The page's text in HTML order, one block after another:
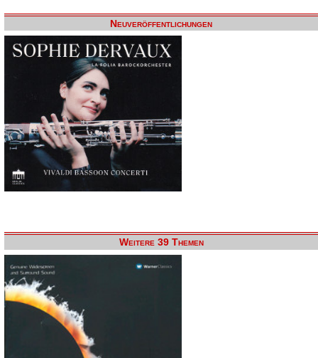
Neuveröffentlichungen
Weitere 39 Themen